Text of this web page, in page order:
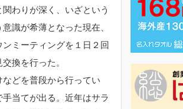
わりが深く、いざという
識が希薄となった現在、
ミーティングを１日２回
換を行った。
どを普段から行ってい
当てが出る。近年はサラ